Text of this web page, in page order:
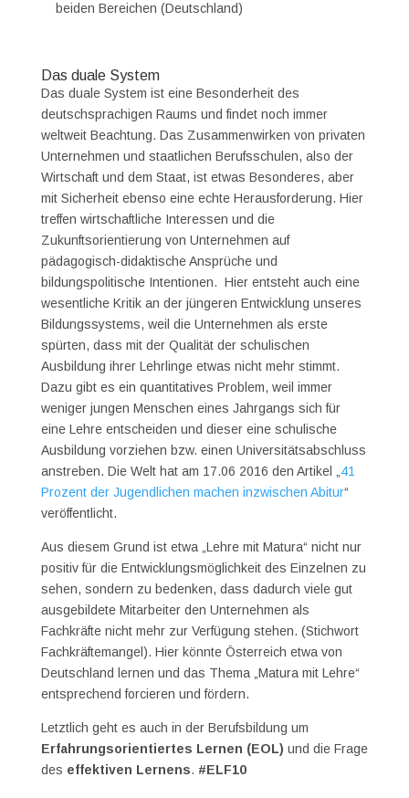
beiden Bereichen (Deutschland)
Das duale System
Das duale System ist eine Besonderheit des
deutschsprachigen Raums und findet noch immer
weltweit Beachtung. Das Zusammenwirken von privaten
Unternehmen und staatlichen Berufsschulen, also der
Wirtschaft und dem Staat, ist etwas Besonderes, aber
mit Sicherheit ebenso eine echte Herausforderung. Hier
treffen wirtschaftliche Interessen und die
Zukunftsorientierung von Unternehmen auf
pädagogisch-didaktische Ansprüche und
bildungspolitische Intentionen. Hier entsteht auch eine
wesentliche Kritik an der jüngeren Entwicklung unseres
Bildungssystems, weil die Unternehmen als erste
spürten, dass mit der Qualität der schulischen
Ausbildung ihrer Lehrlinge etwas nicht mehr stimmt.
Dazu gibt es ein quantitatives Problem, weil immer
weniger jungen Menschen eines Jahrgangs sich für
eine Lehre entscheiden und dieser eine schulische
Ausbildung vorziehen bzw. einen Universitätsabschluss
anstreben. Die Welt hat am 17.06 2016 den Artikel „41
Prozent der Jugendlichen machen inzwischen Abitur“
veröffentlicht.
Aus diesem Grund ist etwa „Lehre mit Matura“ nicht nur
positiv für die Entwicklungsmöglichkeit des Einzelnen zu
sehen, sondern zu bedenken, dass dadurch viele gut
ausgebildete Mitarbeiter den Unternehmen als
Fachkräfte nicht mehr zur Verfügung stehen. (Stichwort
Fachkräftemangel). Hier könnte Österreich etwa von
Deutschland lernen und das Thema „Matura mit Lehre“
entsprechend forcieren und fördern.
Letztlich geht es auch in der Berufsbildung um
Erfahrungsorientiertes Lernen (EOL) und die Frage
des effektiven Lernens. #ELF10